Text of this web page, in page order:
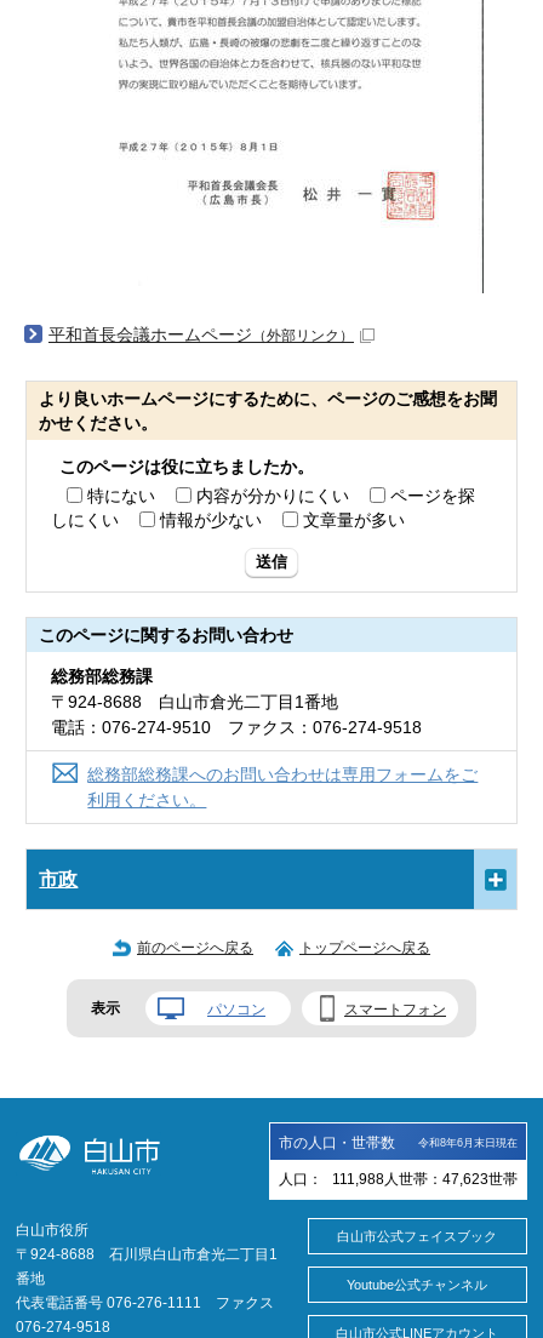
平和首長会議ホームページ （外部リンク）
より良いホームページにするために、ページのご感想をお聞
かせください。
このページは役に立ちましたか。
特にない
内容が分かりにくい
ページを探
しにくい
情報が少ない 文章量が多い
送信
このページに関するお問い合わせ
総務部総務課
〒924-8688 白山市倉光二丁目1番地
電話：076-274-9510 ファクス：076-274-9518
総務部総務課へのお問い合わせは専用フォームをご
利用ください。
市政
前のページへ戻る トップページへ戻る
表示 パソコン スマートフォン
市の人口・世帯数 令和8年6月末日現在
人口： 111,988 人 世帯： 47,623世帯
白山市役所
〒924-8688 石川県白山市倉光二丁目1
番地
代表電話番号 076-276-1111 ファクス
076-274-9518
白山市公式フェイスブック
Youtube公式チャンネル
白山市公式LINEアカウント